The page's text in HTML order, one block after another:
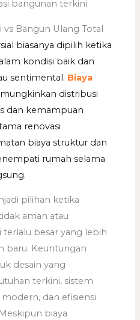
bangunan terkini.
vs Bangun Ulang Total
biasanya dipilih ketika
kondisi baik dan
sentimental. Biaya
distribusi
dan kemampuan
renovasi
biaya struktur dan
rumah selama
pilihan ketika
aman atau
besar yang lebih
baru. Keuntungan
desain yang
terkini, sistem
dan efisiensi
biaya